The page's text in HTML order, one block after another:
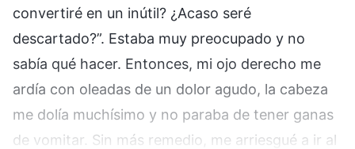
convertiré en un inútil? ¿Acaso seré
descartado?”. Estaba muy preocupado y no
sabía qué hacer. Entonces, mi ojo derecho me
ardía con oleadas de un dolor agudo, la cabeza
me dolía muchísimo y no paraba de tener ganas
de vomitar. Sin más remedio, me arriesgué a ir al